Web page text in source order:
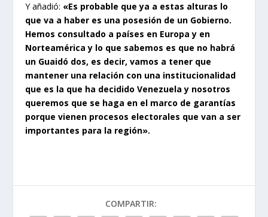
Y añadió: «Es probable que ya a estas alturas lo
que va a haber es una posesión de un Gobierno.
Hemos consultado a países en Europa y en
Norteamérica y lo que sabemos es que no habrá
un Guaidó dos, es decir, vamos a tener que
mantener una relación con una institucionalidad
que es la que ha decidido Venezuela y nosotros
queremos que se haga en el marco de garantías
porque vienen procesos electorales que van a ser
importantes para la región».
COMPARTIR: